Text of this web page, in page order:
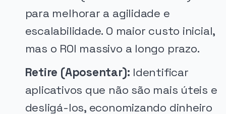
para melhorar a agilidade e
escalabilidade. O maior custo inicial,
mas o ROI massivo a longo prazo.
Retire (Aposentar): Identificar
aplicativos que não são mais úteis e
desligá-los, economizando dinheiro